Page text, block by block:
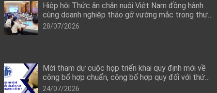
Hiệp hội Thức ăn chăn nuôi Việt Nam đồng hành
cùng doanh nghiệp tháo gỡ vướng mắc trong thực
thi quy định mới về công bố hợp quy
28/07/2026
Mời tham dự cuộc họp triển khai quy định mới về
công bố hợp chuẩn, công bố hợp quy đối với thức
ăn chăn nuôi, thuốc thú y
24/07/2026